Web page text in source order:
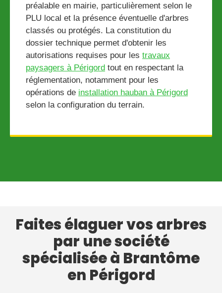
préalable en mairie, particulièrement selon le
PLU local et la présence éventuelle d'arbres
classés ou protégés. La constitution du
dossier technique permet d'obtenir les
autorisations requises pour les travaux
paysagers à Périgord tout en respectant la
réglementation, notamment pour les
opérations de installation hauban à Périgord
selon la configuration du terrain.
Faites élaguer vos arbres
par une société
spécialisée à Brantôme
en Périgord